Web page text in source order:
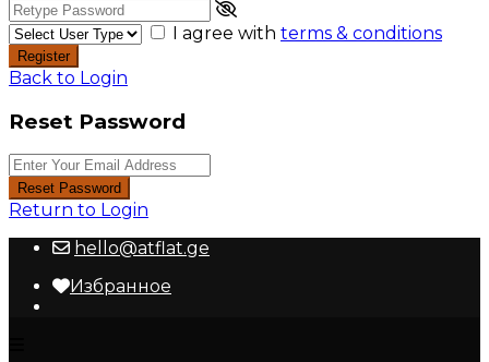
I agree with terms & conditions
Register
Back to Login
Reset Password
Reset Password
Return to Login
hello@atflat.ge
Избранное